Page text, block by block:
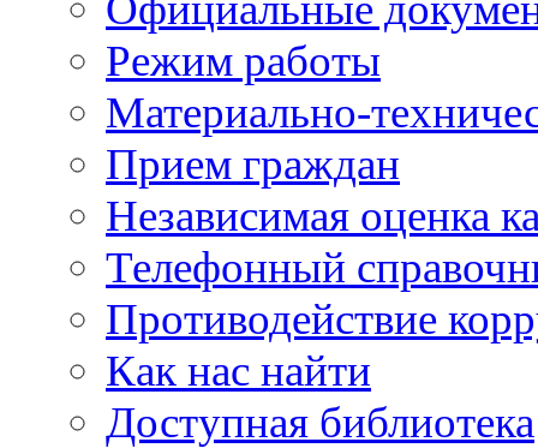
Режим работы
Материально-
Прием граждан
Независимая оценка
Телефонный
Противодействие
Как нас найти
Доступная библиотека